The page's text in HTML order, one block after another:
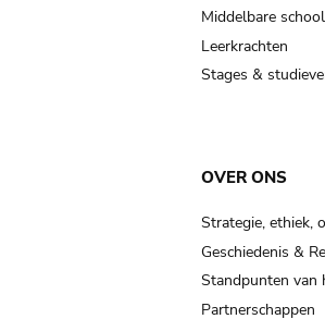
Middelbare school
Leerkrachten
Stages &
OVER ONS
Strategie, ethiek,
Geschiedenis &
Standpunten van
Partnerschappen